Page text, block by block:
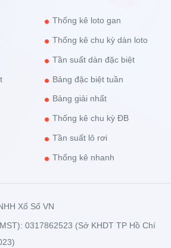
Thống kê loto gan
Thống kê chu kỳ dàn loto
Tần suất dàn đặc biệt
Bảng đặc biệt tuần
Bảng giải nhất
Thống kê chu kỳ ĐB
Tần suất lô rơi
Thống kê nhanh
Xổ Số VN
0317862523 (Sở KHDT TP Hồ Chí